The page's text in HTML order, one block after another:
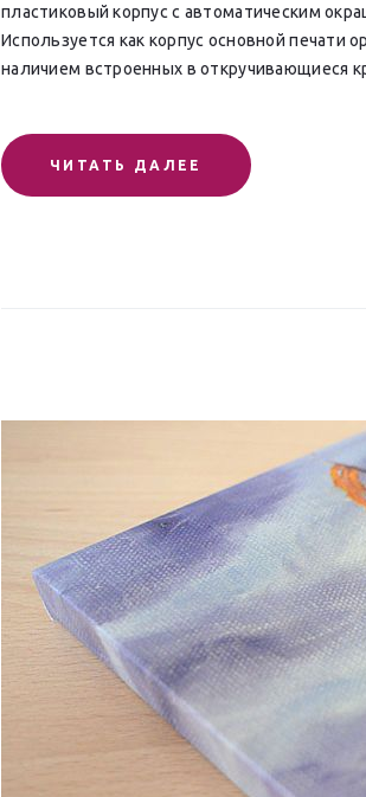
пластиковый корпус с автоматическим
Используется как корпус основной печати
наличием встроенных в откручивающиеся
ЧИТАТЬ ДАЛЕЕ